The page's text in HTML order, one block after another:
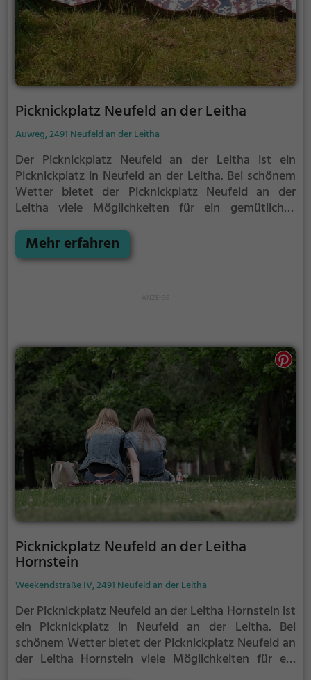
Picknickplatz Neufeld an der Leitha
Auweg, 2491 Neufeld an der Leitha
Der Picknickplatz Neufeld an der Leitha ist ein
Picknickplatz in Neufeld an der Leitha. Bei schönem
Wetter bietet der Picknickplatz Neufeld an der
Leitha viele Möglichkeiten für ein gemütliches
Tagesausflug oder als kurze Pause zwischendurch,
der Picknickplatz Neufeld an der Leitha ist der
Mehr erfahren
Picknickplatz Neufeld an der Leitha
Hornstein
Weekendstraße IV, 2491 Neufeld an der Leitha
Der Picknickplatz Neufeld an der Leitha Hornstein ist
ein Picknickplatz in Neufeld an der Leitha. Bei
schönem Wetter bietet der Picknickplatz Neufeld an
der Leitha Hornstein viele Möglichkeiten für ein